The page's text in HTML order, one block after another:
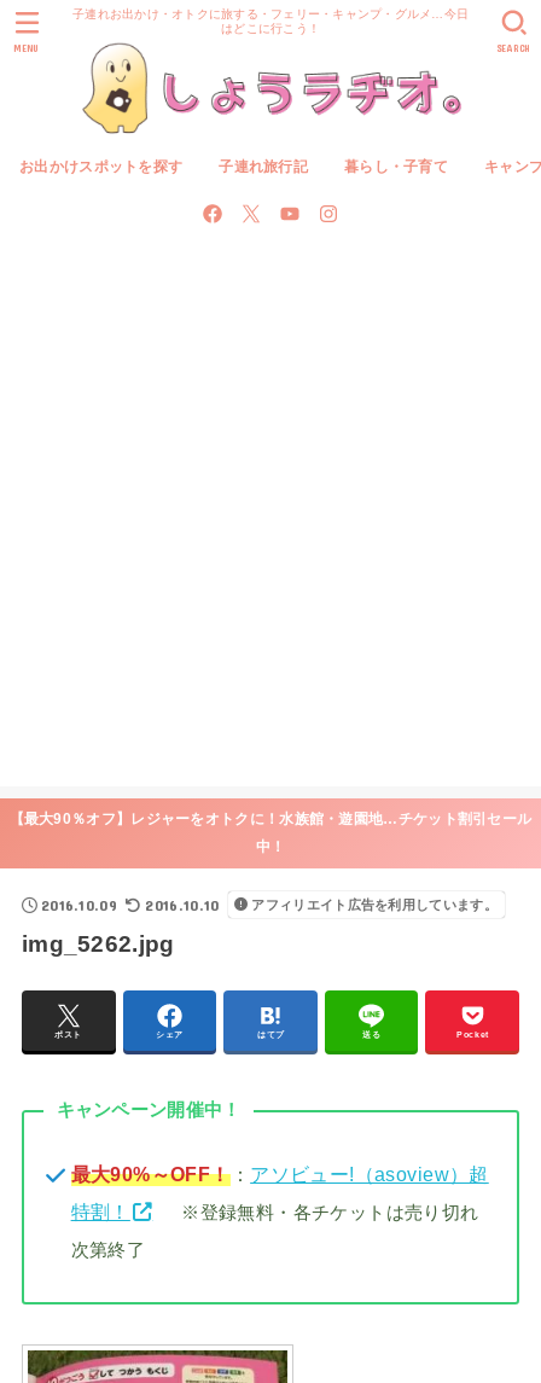
子連れお出かけ・オトクに旅する・フェリー・キャンプ・グルメ…今日
はどこに行こう！
お出かけスポットを探す 子連れ旅行記 暮らし・子育て キャン
SEARCH
MENU
【最大90％オフ】レジャーをオトクに！水族館・遊園地…チケット割引セール
中！
2016.10.09 2016.10.10 アフィリエイト広告を利用しています。
img_5262.jpg
ポスト シェア はてブ 送る Pocket
キャンペーン開催中！
最大90%～OFF！： アソビュー!（asoview）超
特割！
※登録無料・各チケットは売り切れ
次第終了